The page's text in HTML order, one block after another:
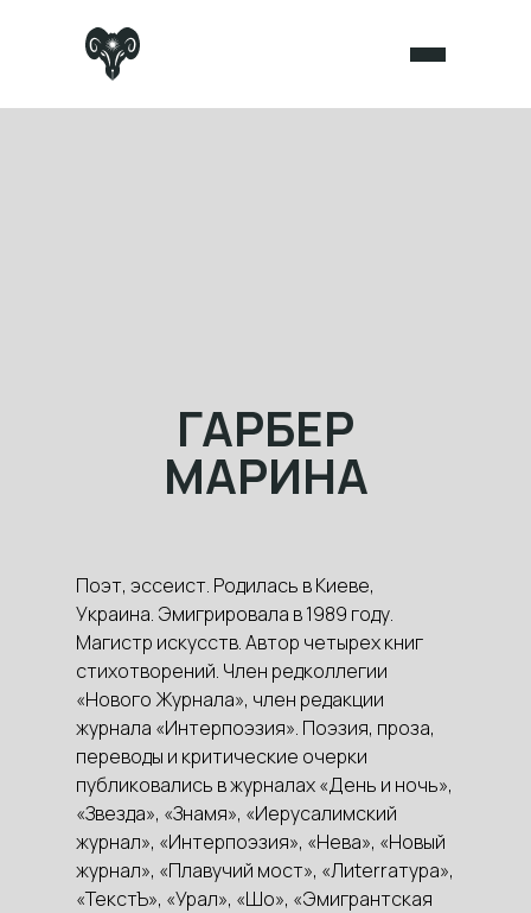
ГАРБЕР
МАРИНА
Поэт, эссеист. Родилась в Киеве,
Украина. Эмигрировала в 1989 году.
Магистр искусств. Автор четырех книг
стихотворений. Член редколлегии
«Нового Журнала», член редакции
журнала «Интерпоэзия». Поэзия, проза,
переводы и критические очерки
публиковались в журналах «День и ночь»,
«Звезда», «Знамя», «Иерусалимский
журнал», «Интерпоэзия», «Нева», «Новый
журнал», «Плавучий мост», «Лиterraтура»,
«ТекстЪ», «Урал», «Шо», «Эмигрантская